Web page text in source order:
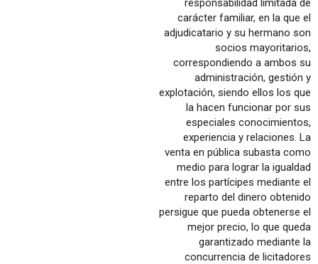
responsabilidad limitada de
carácter familiar, en la que el
adjudicatario y su hermano son
socios mayoritarios,
correspondiendo a ambos su
administración, gestión y
explotación, siendo ellos los que
la hacen funcionar por sus
especiales conocimientos,
experiencia y relaciones. La
venta en pública subasta como
medio para lograr la igualdad
entre los partícipes mediante el
reparto del dinero obtenido
persigue que pueda obtenerse el
mejor precio, lo que queda
garantizado mediante la
concurrencia de licitadores